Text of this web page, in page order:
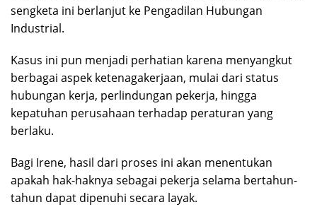
sengketa ini berlanjut ke Pengadilan Hubungan
Industrial.
Kasus ini pun menjadi perhatian karena menyangkut
berbagai aspek ketenagakerjaan, mulai dari status
hubungan kerja, perlindungan pekerja, hingga
kepatuhan perusahaan terhadap peraturan yang
berlaku.
Bagi Irene, hasil dari proses ini akan menentukan
apakah hak-haknya sebagai pekerja selama bertahun-
tahun dapat dipenuhi secara layak.